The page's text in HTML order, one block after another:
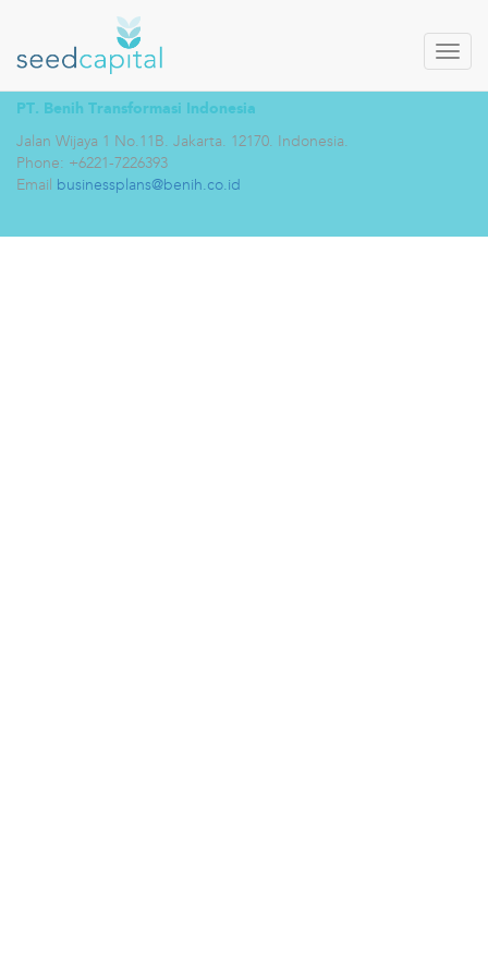
PT. Benih Transformasi Indonesia
Jalan Wijaya 1 No.11B. Jakarta. 12170. Indonesia.
Phone: +6221-7226393
Email
businessplans@benih.co.id